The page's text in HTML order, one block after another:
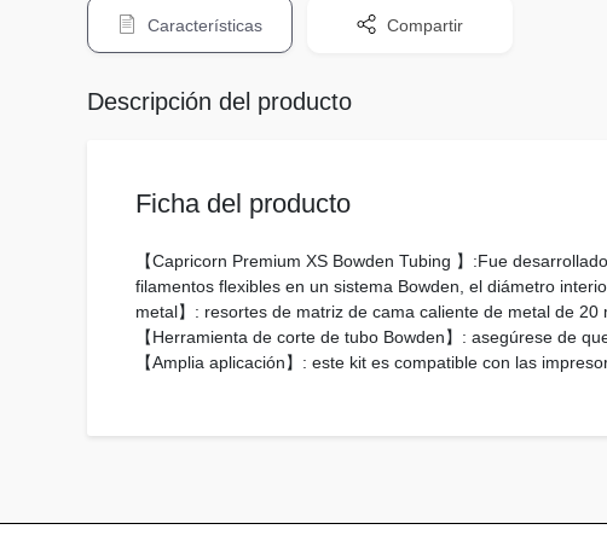
Características Compartir
Descripción del producto
Ficha del producto
【Capricorn Premium XS Bowden Tubing 】:Fue
filamentos flexibles en un sistema Bowden, el diámetro
metal】: resortes de matriz de cama caliente de metal de
【Herramienta de corte de tubo Bowden】: asegúrese de
【Amplia aplicación】: este kit es compatible con las